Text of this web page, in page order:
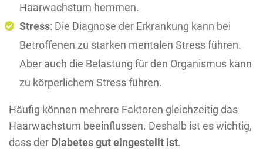
Haarwachstum hemmen.
Stress: Die Diagnose der Erkrankung kann bei
Betroffenen zu starken mentalen Stress führen.
Aber auch die Belastung für den Organismus kann
zu körperlichem Stress führen.
Häufig können mehrere Faktoren gleichzeitig das
Haarwachstum beeinflussen. Deshalb ist es wichtig,
dass der Diabetes gut eingestellt ist.